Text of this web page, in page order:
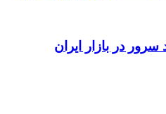
سرور در بازار ایران